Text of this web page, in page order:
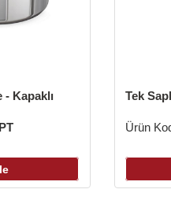
Kapaklı Tek
Ürün